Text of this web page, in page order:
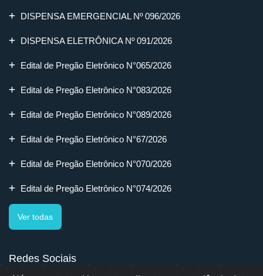
DISPENSA EMERGENCIAL Nº 096/2026
DISPENSA ELETRÔNICA Nº 091/2026
Edital de Pregão Eletrônico N°065/2026
Edital de Pregão Eletrônico N°083/2026
Edital de Pregão Eletrônico N°089/2026
Edital de Pregão Eletrônico N°67/2026
Edital de Pregão Eletrônico N°070/2026
Edital de Pregão Eletrônico N°074/2026
Ver todas
Redes Sociais